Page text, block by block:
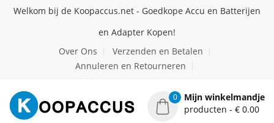
Welkom bij de Koopaccus.net - Goedkope Accu en Batterijen
en Adapter Kopen!
Over Ons
Verzenden en Betalen
Annuleren en Retourneren
0
Mijn winkelmandje
producten - € 0.00